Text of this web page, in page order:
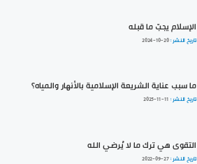
الإسلام يجبّ ما قبله
تاريخ النشر :2024-10-20
ما سبب عناية الشريعة الإسلامية بالأنهار والمياه؟
تاريخ النشر : 2025-11-11
التقوى هي ترك ما لا يُرضي الله
تاريخ النشر :2022-09-27